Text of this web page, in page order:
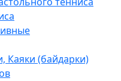
Каяки (байдарки)